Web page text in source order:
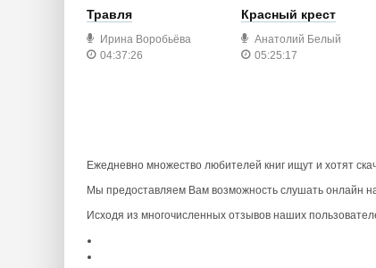
Травля
Ирина Воробьёва
04:37:26
Красный крест
Анатолий Белый
05:25:17
Ежедневно множество любителей книг ищут и хотят
Мы предоставляем Вам возможность слушать онлайн
Исходя из многочисленных отзывов наших